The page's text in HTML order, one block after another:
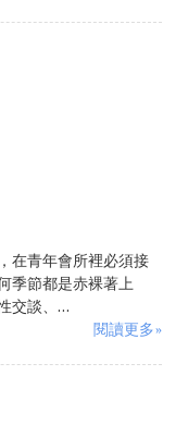
在青年會所裡必須接
季節都是赤裸著上
交談、...
閱讀更多»